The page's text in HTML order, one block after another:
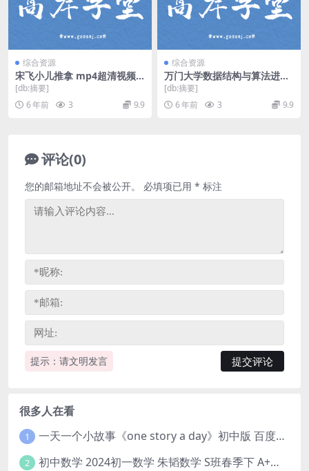
综合资源
宋飞小儿推拿 mp4超清视频
百度网盘
[db:摘要]
6 年前
3 9.9
综合资源
万门大学数据结构与算法进阶
班(全集)（超清视频）百度网
盘
[db:摘要]
6 年前
3 9.9
评论(0)
提示：请文明发言
您的邮箱地址不会被公开。 必填项已用 * 标注
很多人在看
1 一天一个小故事《one story a day》初中版 百度网盘分享下载
2 初中数学 2024初一数学 朱韬数学 S班春季下 A+班春季下 百度云网盘